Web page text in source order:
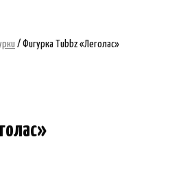
/ Фигурка Tubbz «Леголас»